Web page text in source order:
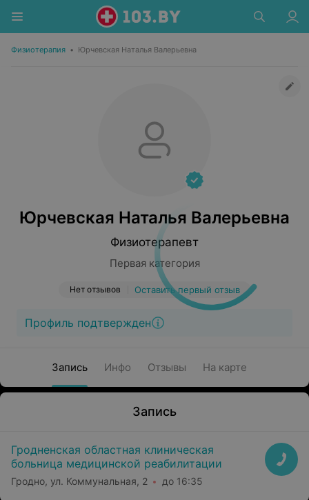
Физиотерапия • Юрчевская Наталья Валерьевна
Юрчевская Наталья Валерьевна
Физиотерапевт
Первая категория
Нет отзывов Оставить первый отзыв
Профиль подтвержден
Запись Инфо Отзывы На карте
Запись
Гродненская областная клиническая
больница медицинской реабилитации
Гродно, ул. Коммунальная, 2 до 16:35